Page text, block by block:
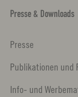
Presse & Downloads
Presse
Publikationen und
Info- und